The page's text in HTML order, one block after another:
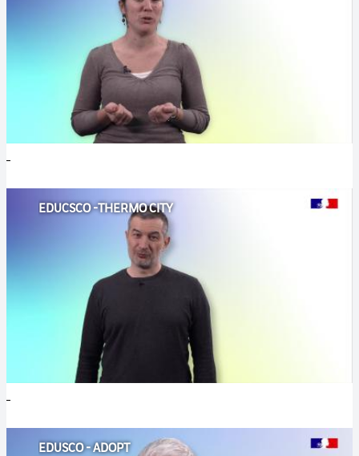
EDUCSCO -THERMO CITY
EDUSCO - ADOPT